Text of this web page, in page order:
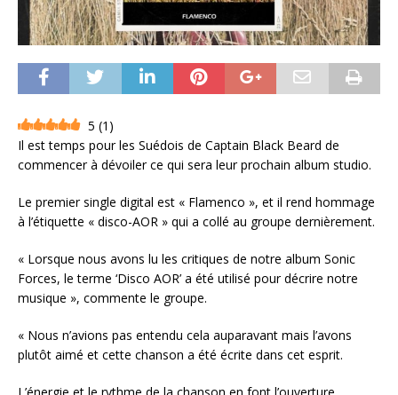
5 (1 )
Il est temps pour les Suédois de Captain Black Beard de
commencer à dévoiler ce qui sera leur prochain album studio.
Le premier single digital est « Flamenco », et il rend hommage
à l’étiquette « disco-AOR » qui a collé au groupe dernièrement.
« Lorsque nous avons lu les critiques de notre album Sonic
Forces, le terme ‘Disco AOR’ a été utilisé pour décrire notre
musique », commente le groupe.
« Nous n’avions pas entendu cela auparavant mais l’avons
plutôt aimé et cette chanson a été écrite dans cet esprit.